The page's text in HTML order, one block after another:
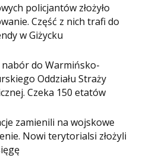
policjantów złożyło
Część z nich trafi do
w Giżycku
do Warmińsko-
Oddziału Straży
Czeka 150 etatów
zamienili na wojskowe
Nowi terytorialsi złożyli